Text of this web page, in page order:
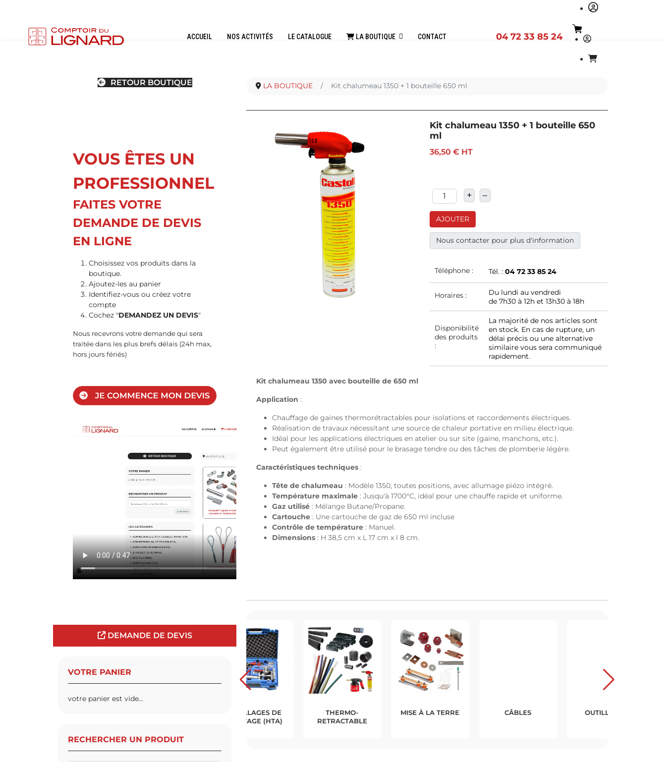
ACCUEIL NOS ACTIVITÉS LE CATALOGUE LA BOUTIQUE CONTACT 04 72 33 85 24
RETOUR BOUTIQUE
VOUS ÊTES UN
PROFESSIONNEL
FAITES VOTRE
DEMANDE DE DEVIS
EN LIGNE
Choisissez vos produits dans la
boutique.
Ajoutez-les au panier
Identifiez-vous ou créez votre
compte
Cochez "DEMANDEZ UN DEVIS"
Nous recevrons votre demande qui sera
traitée dans les plus brefs délais (24h max,
hors jours fériés)
DEMANDE DE DEVIS
VOTRE PANIER
votre panier est vide...
RECHERCHER UN PRODUIT
LA BOUTIQUE Kit chalumeau 1350 + 1 bouteille 650 ml
Kit chalumeau 1350 + 1 bouteille 650
ml
36,50 € HT
+ –
AJOUTER
Nous contacter pour plus d'information
Téléphone : Tél. : 04 72 33 85 24
Horaires :
Du lundi au vendredi
de 7h30 à 12h et 13h30 à 18h
Disponibilité
des produits
:
La majorité de nos articles sont
en stock. En cas de rupture, un
délai précis ou une alternative
similaire vous sera communiqué
rapidement.
Kit chalumeau 1350 avec bouteille de 650 ml
Application :
Chauffage de gaines thermorétractables pour isolations et raccordements électriques.
Réalisation de travaux nécessitant une source de chaleur portative en milieu électrique.
Idéal pour les applications électriques en atelier ou sur site (gaine, manchons, etc.).
Peut également être utilisé pour le brasage tendre ou des tâches de plomberie légère.
Caractéristiques techniques :
Tête de chalumeau : Modèle 1350, toutes positions, avec allumage piézo intégré.
Température maximale : Jusqu'à 1700°C, idéal pour une chauffe rapide et uniforme.
Gaz utilisé : Mélange Butane/Propane.
Cartouche : Une cartouche de gaz de 650 ml incluse
Contrôle de température : Manuel.
Dimensions : H 38,5 cm x L 17 cm x l 8 cm.
MISE À LA TERRE OUTILLAGES